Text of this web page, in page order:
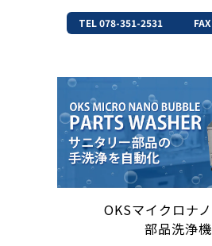
TEL 078-351-2531
OKSマイクロナ
部品洗浄機